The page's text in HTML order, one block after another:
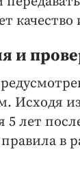
и
Исходя
лет
в